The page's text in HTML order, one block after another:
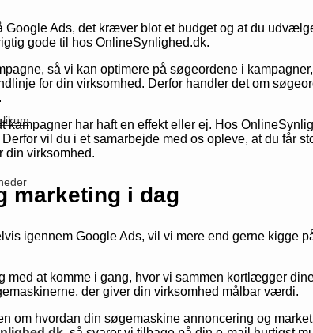
Ads, det kræver blot et budget og at du
gode til hos OnlineSynlighed.dk.
så vi kan optimere på søgeordene i
for din virksomhed. Derfor handler det om
har haft en effekt eller ej. Hos
vil du i et samarbejde med os opleve, at du får
din virksomhed.
marketing i dag
igennem Google Ads, vil vi mere end gerne kigge
at komme i gang, hvor vi sammen kortlægger
der giver din virksomhed målbar værdi.
om hvordan din søgemaskine annoncering og